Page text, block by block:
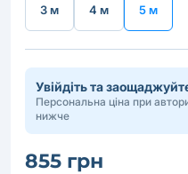
3 м 4 м 5 м
Увійдіть та
Персональна ціна при
нижче
855 грн